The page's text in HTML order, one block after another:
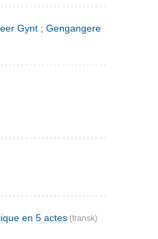
Gynt ; Gengangere
en 5 actes (fransk)